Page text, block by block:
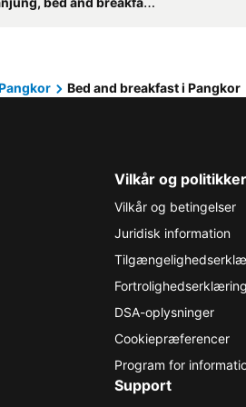
Bed and breakfast i Pangkor
Vilkår og politikker
Vilkår og betingelser
Juridisk information
Fortrolighedserklæring
DSA-oplysninger
Cookiepræferencer
Program for
Support